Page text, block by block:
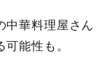
中華料理屋さん
能性も。